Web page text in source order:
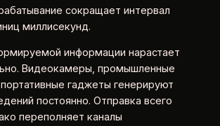
сокращает интервал
миллисекунд.
информации нарастает
Видеокамеры, промышленные
гаджеты генерируют
постоянно. Отправка всего
переполняет каналы